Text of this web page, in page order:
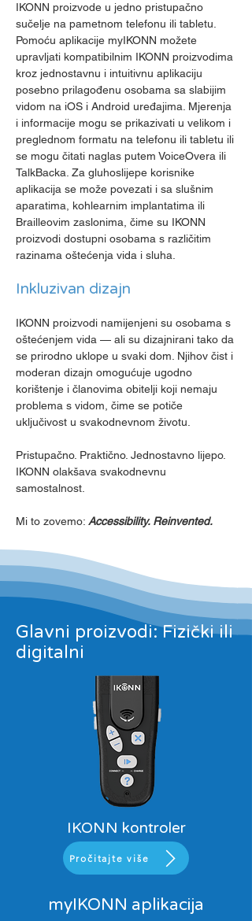
IKONN proizvode u jedno pristupačno
sučelje na pametnom telefonu ili tabletu.
Pomoću aplikacije myIKONN možete
upravljati kompatibilnim IKONN proizvodima
kroz jednostavnu i intuitivnu aplikaciju
posebno prilagođenu osobama sa slabijim
vidom na iOS i Android uređajima. Mjerenja
i informacije mogu se prikazivati u velikom i
preglednom formatu na telefonu ili tabletu ili
se mogu čitati naglas putem VoiceOvera ili
TalkBacka. Za gluhoslijepe korisnike
aplikacija se može povezati i sa slušnim
aparatima, kohlearnim implantatima ili
Brailleovim zaslonima, čime su IKONN
proizvodi dostupni osobama s različitim
razinama oštećenja vida i sluha.
Inkluzivan dizajn
IKONN proizvodi namijenjeni su osobama s
oštećenjem vida — ali su dizajnirani tako da
se prirodno uklope u svaki dom. Njihov čist i
moderan dizajn omogućuje ugodno
korištenje i članovima obitelji koji nemaju
problema s vidom, čime se potiče
uključivost u svakodnevnom životu.
Pristupačno. Praktično. Jednostavno lijepo.
IKONN olakšava svakodnevnu
samostalnost.
Mi to zovemo: Accessibility. Reinvented.
Glavni proizvodi: Fizički ili
digitalni
IKONN kontroler
Pročitajte više
myIKONN aplikacija